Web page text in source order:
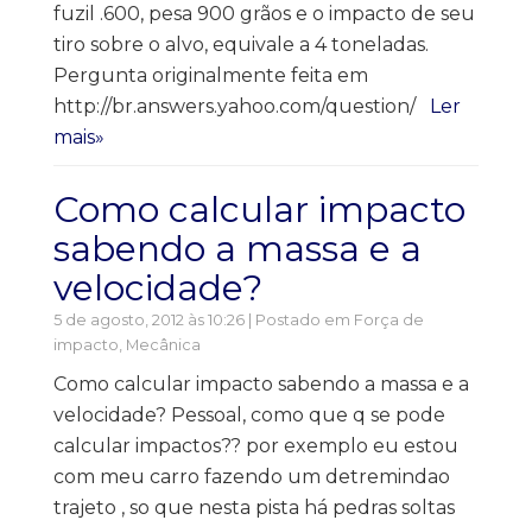
fuzil .600, pesa 900 grãos e o impacto de seu
tiro sobre o alvo, equivale a 4 toneladas.
Pergunta originalmente feita em
http://br.answers.yahoo.com/question/ Ler
mais»
Como calcular impacto
sabendo a massa e a
velocidade?
5 de agosto, 2012 às 10:26 | Postado em Força de
impacto Mecânica
Como calcular impacto sabendo a massa e a
velocidade? Pessoal, como que q se pode
calcular impactos?? por exemplo eu estou
com meu carro fazendo um detremindao
trajeto , so que nesta pista há pedras soltas